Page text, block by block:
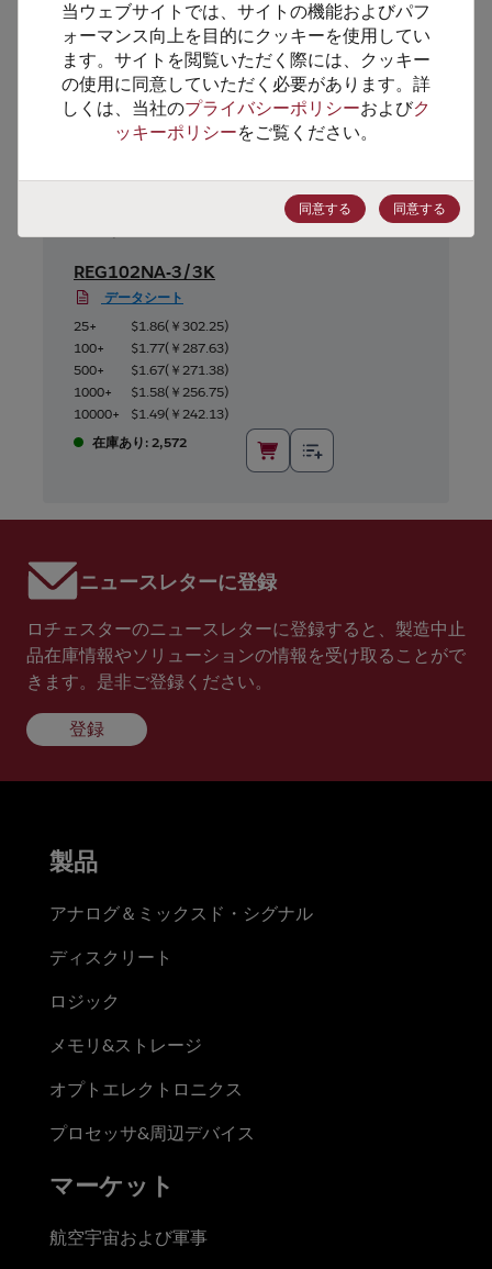
代替製品のご提案
REG102NA-3/3K
データシート
25+
$1.86(￥302.25)
100+
$1.77(￥287.63)
500+
$1.67(￥271.38)
1000+
$1.58(￥256.75)
10000+
$1.49(￥242.13)
在庫あり: 2,572
ニュースレターに登録
ロチェスターのニュースレターに登録すると、製造中止
品在庫情報やソリューションの情報を受け取ることがで
きます。是非ご登録ください。
登録
当ウェブサイトでは、サイトの機能およびパフ
ォーマンス向上を目的にクッキーを使用してい
ます。サイトを閲覧いただく際には、クッキー
の使用に同意していただく必要があります。詳
しくは、当社のプライバシーポリシーおよびク
ッキーポリシーをご覧ください。
同意する 同意する
製品
アナログ＆ミックスド・シグナル
ディスクリート
ロジック
メモリ&ストレージ
オプトエレクトロニクス
プロセッサ&周辺デバイス
マーケット
航空宇宙および軍事